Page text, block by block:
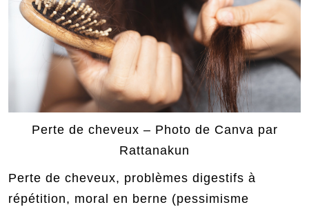
Perte de cheveux – Photo de Canva par
Rattanakun
Perte de cheveux, problèmes digestifs à
répétition, moral en berne (pessimisme